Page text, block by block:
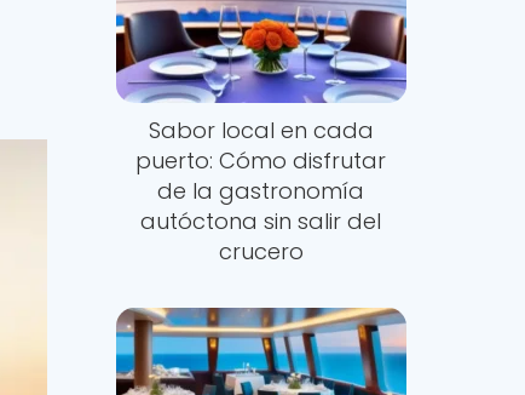
Sabor local en cada
puerto: Cómo disfrutar
de la gastronomía
autóctona sin salir del
crucero